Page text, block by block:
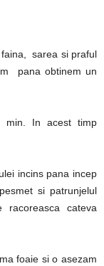
sarea si praful
pana obtinem un
min. In acest timp
incins pana incep
si patrunjelul
cateva
foaie si o asezam